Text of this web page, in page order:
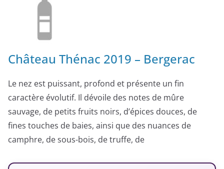
Château Thénac 2019 – Bergerac
Le nez est puissant, profond et présente un fin
caractère évolutif. Il dévoile des notes de mûre
sauvage, de petits fruits noirs, d’épices douces, de
fines touches de baies, ainsi que des nuances de
camphre, de sous-bois, de truffe, de